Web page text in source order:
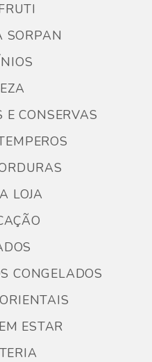
SORPAN
E CONSERVAS
LOJA
CONGELADOS
ESTAR